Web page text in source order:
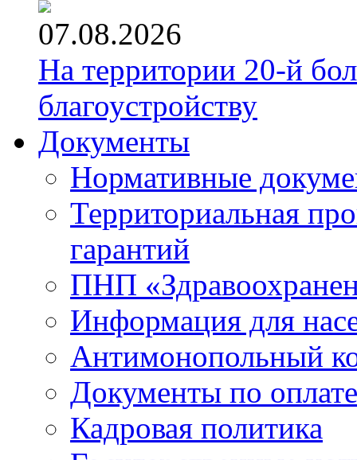
07.08.2026
На территории 20-й
благоустройству
Документы
Нормативные
Территориальная
гарантий
ПНП
Информация для
Антимонопольный
Документы по
Кадровая политика